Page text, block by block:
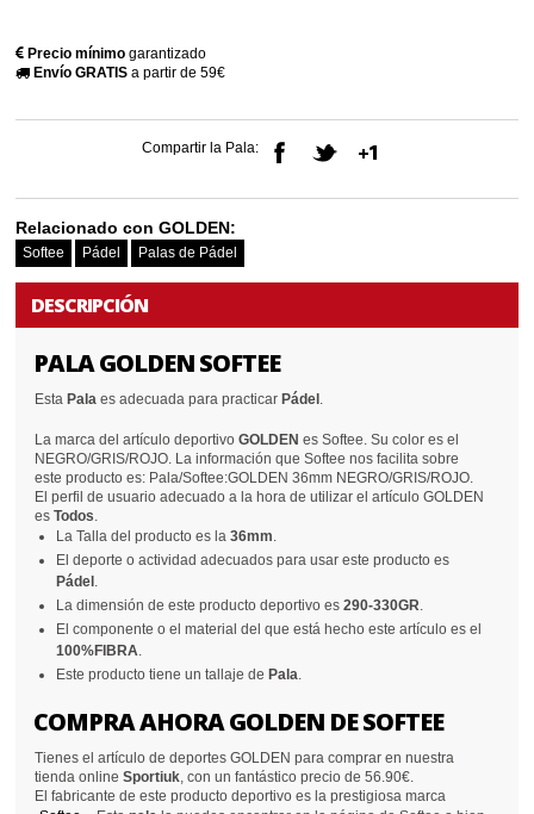
Precio mínimo garantizado
Envío GRATIS a partir de 59€
Compartir la Pala:
Relacionado con GOLDEN:
Softee Pádel Palas de Pádel
DESCRIPCIÓN
PALA GOLDEN SOFTEE
Esta Pala es adecuada para practicar Pádel .
La marca del artículo deportivoGOLDEN es Softee. Su color es el
NEGRO/GRIS/ROJO. La información que Softee nos facilita sobre
este producto es: Pala/Softee:GOLDEN 36mm NEGRO/GRIS/ROJO.
El perfil de usuario adecuado a la hora de utilizar el artículo GOLDEN
esTodos.
La Talla del producto es la36mm.
El deporte o actividad adecuados para usar este producto es
Pádel .
La dimensión de este producto deportivo es290-330GR.
El componente o el material del que está hecho este artículo es el
100%FIBRA.
Este producto tiene un tallaje de Pala.
COMPRA AHORA GOLDEN DE SOFTEE
Tienes el artículo de deportes GOLDEN para comprar en nuestra
tienda onlineSportiuk, con un fantástico precio de 56.90€.
El fabricante de este producto deportivo es la prestigiosa marca